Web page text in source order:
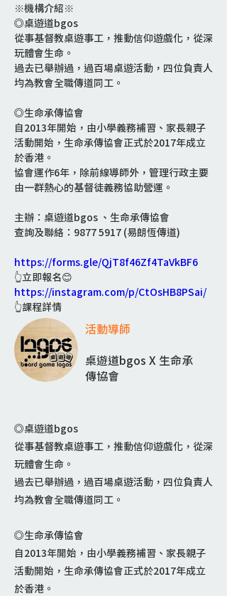
※機構介紹※
◎桌遊道bgos
從事基督教桌遊事工，推動信仰遊戲化，從深
玩體會生命。
過去已舉辦過，過百場桌遊活動，四位負責人
均為教會全職傳道同工。
◎生命承傳協會
自2013年開始，由小學義務補習、家長親子
活動開始，生命承傳協會正式於2017年成立
於香港。
協會運作6年，除前線導師外，管理行政主要
由一群熱心的基督徒義務協助營運。
主辦：桌遊道bgos 、生命承傳協會
查詢及聯絡：9877 5917 (易朗恆傳道)
https://forms.gle/QjT8f46Zf4TaVkBF6
👆立即報名😊
https://instagram.com/p/CtOsHB8PSai/
👆課程詳情
活動導師
桌遊道bgos X 生命承
傳協會
◎桌遊道bgos
從事基督教桌遊事工，推動信仰遊戲化，從深
玩體會生命。
過去已舉辦過，過百場桌遊活動，四位負責人
均為教會全職傳道同工。
◎生命承傳協會
自2013年開始，由小學義務補習、家長親子
活動開始，生命承傳協會正式於2017年成立
於香港。